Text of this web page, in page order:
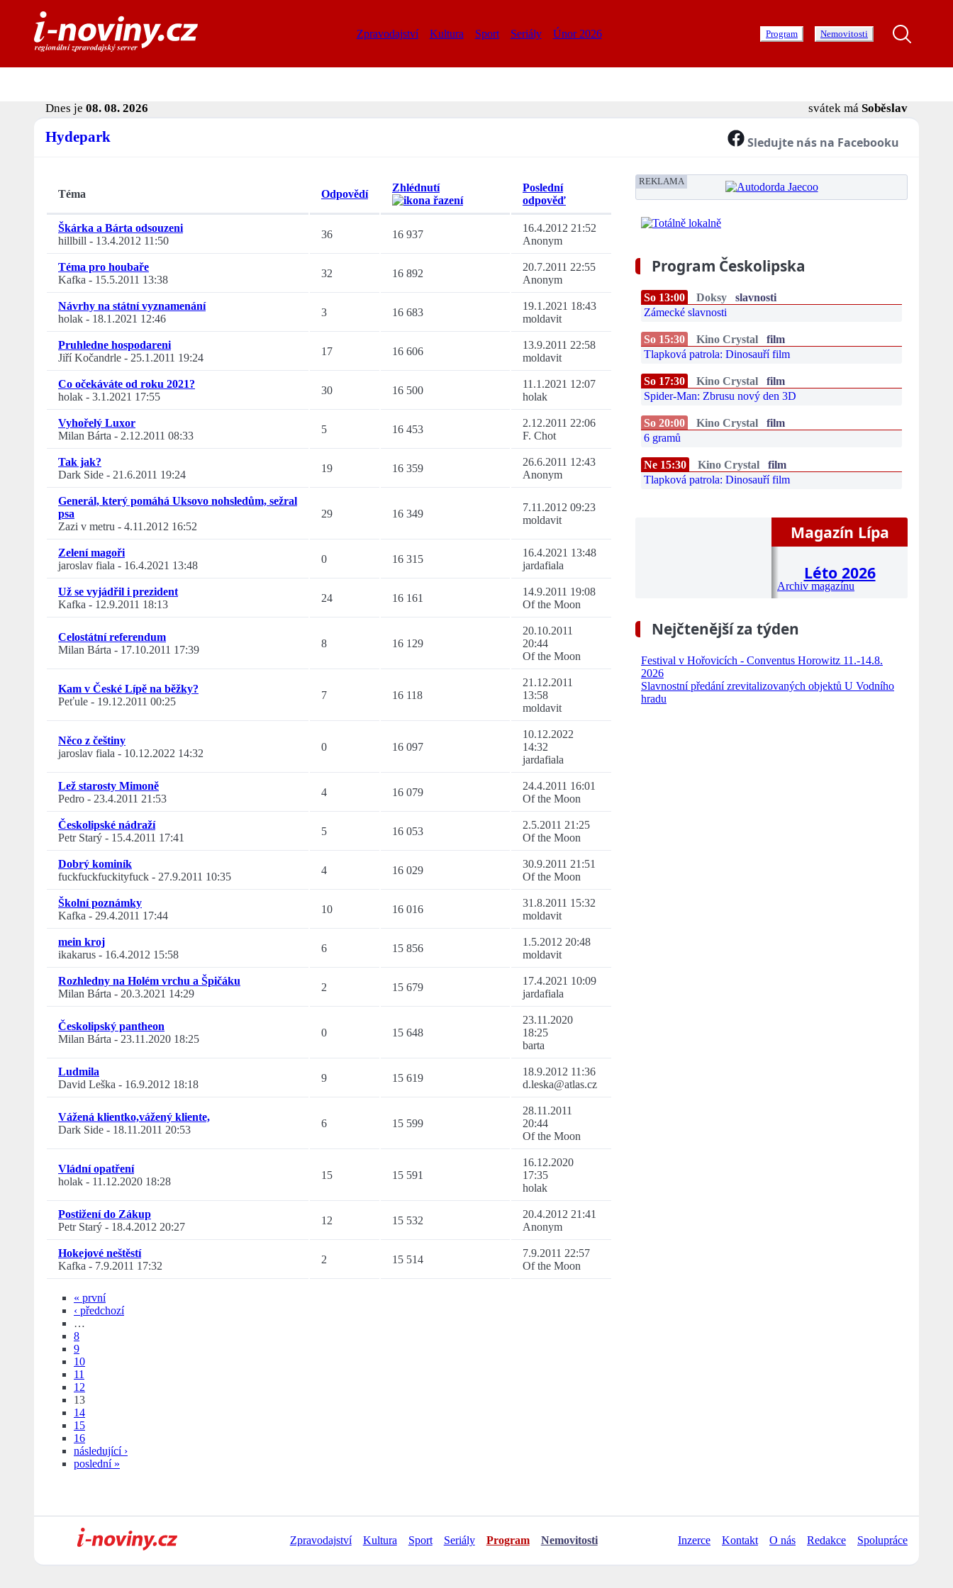
Zpravodajství Kultura Sport Seriály Únor 2026 Program Nemovitosti
Dnes je 08. 08. 2026 svátek má Soběslav
Hydepark Sledujte nás na Facebooku
Téma Odpovědí
Zhlédnutí
Poslední
odpověď
Škárka a Bárta odsouzeni
hillbill - 13.4.2012 11:50
36 16 937
16.4.2012 21:52
Anonym
Téma pro houbaře
Kafka - 15.5.2011 13:38
32 16 892
20.7.2011 22:55
Anonym
Návrhy na státní vyznamenání
holak - 18.1.2021 12:46
3 16 683
19.1.2021 18:43
moldavit
Pruhledne hospodareni
Jiří Kočandrle - 25.1.2011 19:24
17 16 606
13.9.2011 22:58
moldavit
Co očekáváte od roku 2021?
holak - 3.1.2021 17:55
30 16 500
11.1.2021 12:07
holak
Vyhořelý Luxor
Milan Bárta - 2.12.2011 08:33
5 16 453
2.12.2011 22:06
F. Chot
Tak jak?
Dark Side - 21.6.2011 19:24
19 16 359
26.6.2011 12:43
Anonym
Generál, který pomáhá Uksovo nohsledům, sežral
psa
Zazi v metru - 4.11.2012 16:52
29 16 349
7.11.2012 09:23
moldavit
Zelení magoři
jaroslav fiala - 16.4.2021 13:48
0 16 315
16.4.2021 13:48
jardafiala
Už se vyjádřil i prezident
Kafka - 12.9.2011 18:13
24 16 161
14.9.2011 19:08
Of the Moon
Celostátní referendum
Milan Bárta - 17.10.2011 17:39
8 16 129
20.10.2011
20:44
Of the Moon
Kam v České Lípě na běžky?
Peťule - 19.12.2011 00:25
7 16 118
21.12.2011
13:58
moldavit
Něco z češtiny
jaroslav fiala - 10.12.2022 14:32
0 16 097
10.12.2022
14:32
jardafiala
Lež starosty Mimoně
Pedro - 23.4.2011 21:53
4 16 079
24.4.2011 16:01
Of the Moon
Českolipské nádraží
Petr Starý - 15.4.2011 17:41
5 16 053
2.5.2011 21:25
Of the Moon
Dobrý kominík
fuckfuckfuckityfuck - 27.9.2011 10:35
4 16 029
30.9.2011 21:51
Of the Moon
Školní poznámky
Kafka - 29.4.2011 17:44
10 16 016
31.8.2011 15:32
moldavit
mein kroj
ikakarus - 16.4.2012 15:58
6 15 856
1.5.2012 20:48
moldavit
Rozhledny na Holém vrchu a Špičáku
Milan Bárta - 20.3.2021 14:29
2 15 679
17.4.2021 10:09
jardafiala
Českolipský pantheon
Milan Bárta - 23.11.2020 18:25
0 15 648
23.11.2020
18:25
barta
Ludmila
David Leška - 16.9.2012 18:18
9 15 619
18.9.2012 11:36
d.leska@atlas.cz
Vážená klientko,vážený kliente,
Dark Side - 18.11.2011 20:53
6 15 599
28.11.2011
20:44
Of the Moon
Vládní opatření
holak - 11.12.2020 18:28
15 15 591
16.12.2020
17:35
holak
Postižení do Zákup
Petr Starý - 18.4.2012 20:27
12 15 532
20.4.2012 21:41
Anonym
Hokejové neštěstí
Kafka - 7.9.2011 17:32
2 15 514
7.9.2011 22:57
Of the Moon
« první
‹ předchozí
…
8
9
10
11
12
13
14
15
16
následující ›
poslední »
REKLAMA
Program Českolipska
So 13:00 Doksy
slavnosti
Zámecké slavnosti
So 15:30 Kino Crystal
film
Tlapková patrola: Dinosauří film
So 17:30 Kino Crystal
film
Spider-Man: Zbrusu nový den 3D
So 20:00 Kino Crystal
film
6 gramů
Ne 15:30 Kino Crystal
film
Tlapková patrola: Dinosauří film
Magazín Lípa
Léto 2026
Archiv magazínu
Nejčtenější za týden
Festival v Hořovicích - Conventus Horowitz 11.-14.8.
2026
Slavnostní předání zrevitalizovaných objektů U Vodního
hradu
Zpravodajství Kultura Sport Seriály Program Nemovitosti Inzerce Kontakt O nás Redakce Spolupráce